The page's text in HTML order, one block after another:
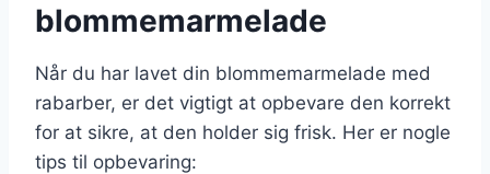
blommemarmelade
Når du har lavet din blommemarmelade med
rabarber, er det vigtigt at opbevare den korrekt
for at sikre, at den holder sig frisk. Her er nogle
tips til opbevaring: